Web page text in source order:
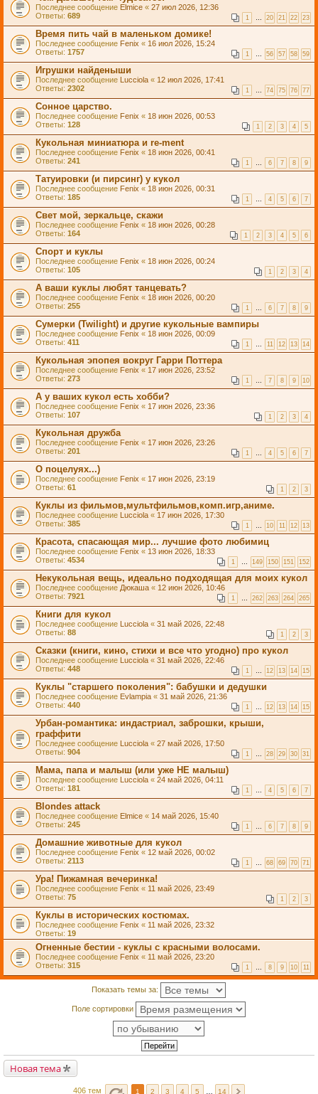
Последнее сообщение Elmice « 27 июл 2026, 12:36
Ответы: 689 1 … 20 21 22 23
Время пить чай в маленьком домике!
Последнее сообщение Fenix « 16 июл 2026, 15:24
Ответы: 1757 1 … 56 57 58 59
Игрушки найденыши
Последнее сообщение Lucciola « 12 июл 2026, 17:41
Ответы: 2302 1 … 74 75 76 77
Сонное царство.
Последнее сообщение Fenix « 18 июн 2026, 00:53
Ответы: 128 1 2 3 4 5
Кукольная миниатюра и re-ment
Последнее сообщение Fenix « 18 июн 2026, 00:41
Ответы: 241 1 … 6 7 8 9
Татуировки (и пирсинг) у кукол
Последнее сообщение Fenix « 18 июн 2026, 00:31
Ответы: 185 1 … 4 5 6 7
Свет мой, зеркальце, скажи
Последнее сообщение Fenix « 18 июн 2026, 00:28
Ответы: 164 1 2 3 4 5 6
Спорт и куклы
Последнее сообщение Fenix « 18 июн 2026, 00:24
Ответы: 105 1 2 3 4
А ваши куклы любят танцевать?
Последнее сообщение Fenix « 18 июн 2026, 00:20
Ответы: 255 1 … 6 7 8 9
Сумерки (Twilight) и другие кукольные вампиры
Последнее сообщение Fenix « 18 июн 2026, 00:09
Ответы: 411 1 … 11 12 13 14
Кукольная эпопея вокруг Гарри Поттера
Последнее сообщение Fenix « 17 июн 2026, 23:52
Ответы: 273 1 … 7 8 9 10
А у ваших кукол есть хобби?
Последнее сообщение Fenix « 17 июн 2026, 23:36
Ответы: 107 1 2 3 4
Кукольная дружба
Последнее сообщение Fenix « 17 июн 2026, 23:26
Ответы: 201 1 … 4 5 6 7
О поцелуях...)
Последнее сообщение Fenix « 17 июн 2026, 23:19
Ответы: 61 1 2 3
Куклы из фильмов,мультфильмов,комп.игр,аниме.
Последнее сообщение Lucciola « 17 июн 2026, 17:30
Ответы: 385 1 … 10 11 12 13
Красота, спасающая мир... лучшие фото любимиц
Последнее сообщение Fenix « 13 июн 2026, 18:33
Ответы: 4534 1 … 149 150 151 152
Некукольная вещь, идеально подходящая для моих кукол
Последнее сообщение Дюкаша « 12 июн 2026, 10:46
Ответы: 7921 1 … 262 263 264 265
Книги для кукол
Последнее сообщение Lucciola « 31 май 2026, 22:48
Ответы: 88 1 2 3
Сказки (книги, кино, стихи и все что угодно) про кукол
Последнее сообщение Lucciola « 31 май 2026, 22:46
Ответы: 448 1 … 12 13 14 15
Куклы "старшего поколения": бабушки и дедушки
Последнее сообщение Evlampia « 31 май 2026, 21:36
Ответы: 440 1 … 12 13 14 15
Урбан-романтика: индастриал, заброшки, крыши,
граффити
Последнее сообщение Lucciola « 27 май 2026, 17:50
Ответы: 904 1 … 28 29 30 31
Мама, папа и малыш (или уже НЕ малыш)
Последнее сообщение Lucciola « 24 май 2026, 04:11
Ответы: 181 1 … 4 5 6 7
Blondes attack
Последнее сообщение Elmice « 14 май 2026, 15:40
Ответы: 245 1 … 6 7 8 9
Домашние животные для кукол
Последнее сообщение Fenix « 12 май 2026, 00:02
Ответы: 2113 1 … 68 69 70 71
Ура! Пижамная вечеринка!
Последнее сообщение Fenix « 11 май 2026, 23:49
Ответы: 75 1 2 3
Куклы в исторических костюмах.
Последнее сообщение Fenix « 11 май 2026, 23:32
Ответы: 19
Огненные бестии - куклы с красными волосами.
Последнее сообщение Fenix « 11 май 2026, 23:20
Ответы: 315 1 … 8 9 10 11
Показать темы за:
Поле сортировки
Новая тема
406 тем 1 2 3 4 5 14